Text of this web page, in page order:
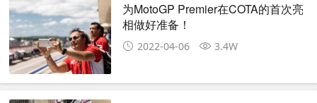
为MotoGP Premier在COTA的首次亮
相做好准备！
2022-04-06 3.4W